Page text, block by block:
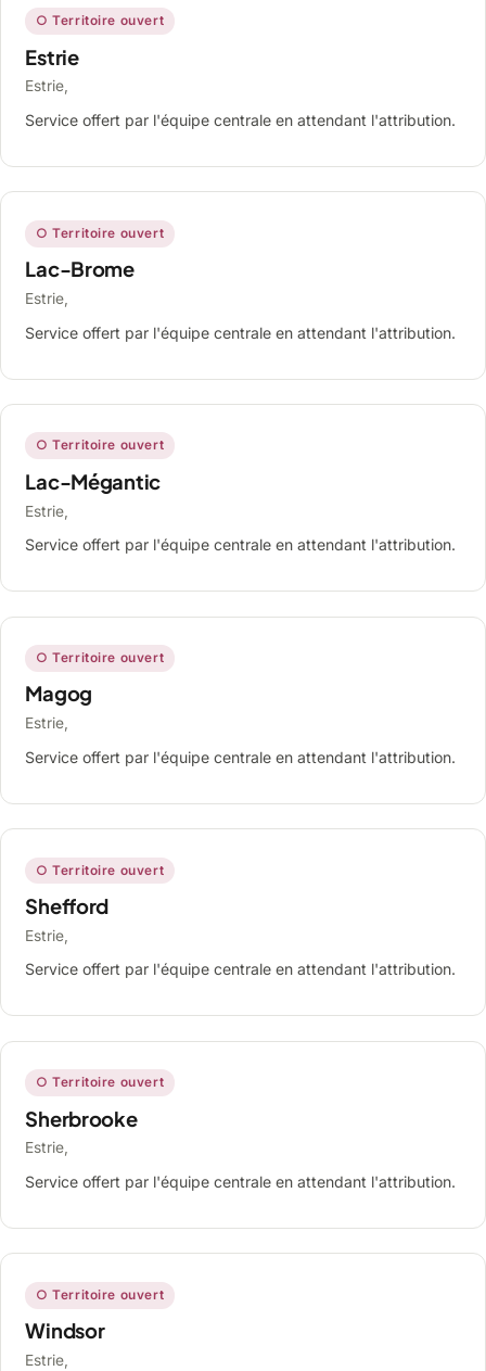
○ Territoire ouvert
Estrie
Estrie,
Service offert par l'équipe centrale en attendant l'attribution.
○ Territoire ouvert
Lac-Brome
Estrie,
Service offert par l'équipe centrale en attendant l'attribution.
○ Territoire ouvert
Lac-Mégantic
Estrie,
Service offert par l'équipe centrale en attendant l'attribution.
○ Territoire ouvert
Magog
Estrie,
Service offert par l'équipe centrale en attendant l'attribution.
○ Territoire ouvert
Shefford
Estrie,
Service offert par l'équipe centrale en attendant l'attribution.
○ Territoire ouvert
Sherbrooke
Estrie,
Service offert par l'équipe centrale en attendant l'attribution.
○ Territoire ouvert
Windsor
Estrie,